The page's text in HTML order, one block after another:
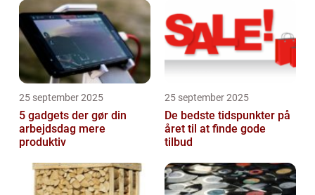
25 september 2025
5 gadgets der gør din
arbejdsdag mere
produktiv
25 september 2025
De bedste tidspunkter på
året til at finde gode
tilbud